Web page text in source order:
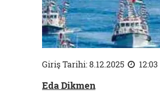
Giriş Tarihi: 8.12.2025 12:03
Eda Dikmen